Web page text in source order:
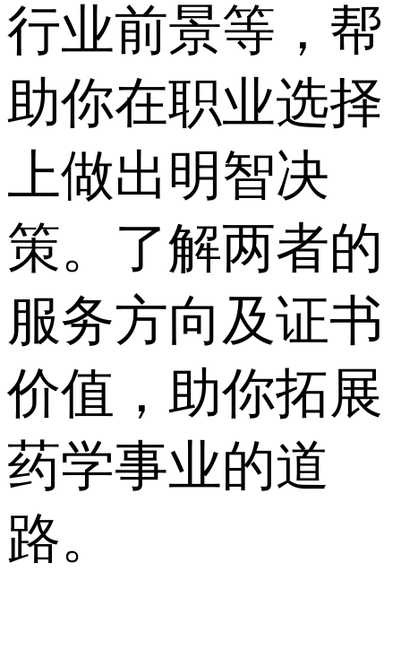
行业前景等，帮
助你在职业选择
上做出明智决
策。了解两者的
服务方向及证书
价值，助你拓展
药学事业的道
路。